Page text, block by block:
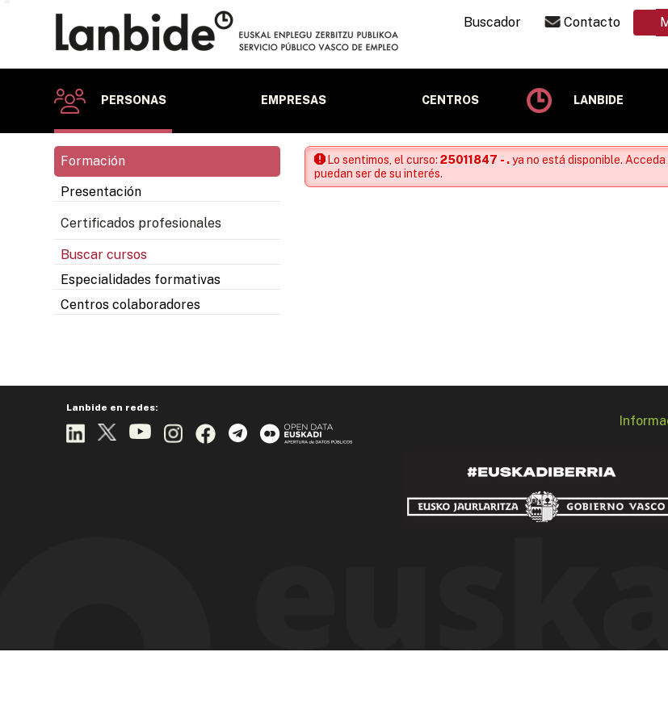
Buscador Contacto
PERSONAS EMPRESAS CENTROS LANBIDE
Formación
Presentación
Certificados profesionales
Buscar cursos
Especialidades formativas
Centros colaboradores
Lo sentimos, el curso:25011847 - .ya no está disponible.
puedan ser de su interés.
Lanbide en redes: